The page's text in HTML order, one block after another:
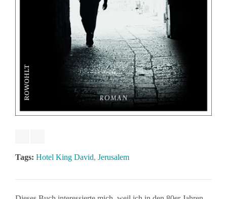
Tags: Hotel King David, Jerusalem